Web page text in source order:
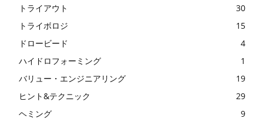
トライアウト
30
トライボロジ
15
ドロービード
4
ハイドロフォーミング
1
バリュー・エンジニアリング
19
ヒント&テクニック
29
ヘミング
9